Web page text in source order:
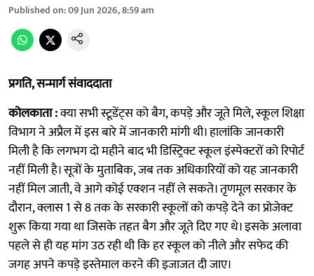
Published on:09 Jun 2026, 8:59 am
प्रगति, सन्मार्ग संवाददाता
कोलकाता :क्या सभी स्टूडेंट्स को बैग, कपड़े और जूते मिले, स्कूल शिक्षा
विभाग ने अप्रैल में इस बारे में जानकारी मांगी थी। हालांकि जानकारी
मिली है कि लगभग दो महीने बाद भी डिस्ट्रिक्ट स्कूल इंस्पेक्टरों को रिपोर्ट
नहीं मिली है। सूत्रों के मुताबिक, जब तक अधिकारियों को यह जानकारी
नहीं मिल जाती, वे आगे कोई एक्शन नहीं ले सकते। तृणमूल सरकार के
दौरान, क्लास 1 से 8 तक के सरकारी स्कूलों को कपड़े देने का प्रोजेक्ट
शुरू किया गया था जिसके तहत बैग और जूते दिए गए थे। इसके अलावा
पहले से ही यह मांग उठ रही थी कि हर स्कूल को नीले और सफेद की
जगह अपने कपड़े इस्तेमाल करने की इजाजत दी जाए।